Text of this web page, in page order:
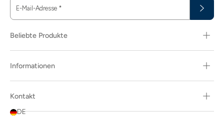
E-Mail-Adresse *
Beliebte Produkte
Informationen
Kontakt
DE